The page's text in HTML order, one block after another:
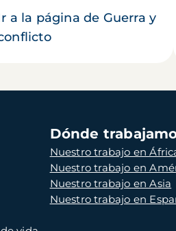
a la página de Guerra y
Dónde
Nuestro trabajo en
Nuestro trabajo en
Nuestro trabajo en Asia
Nuestro trabajo en